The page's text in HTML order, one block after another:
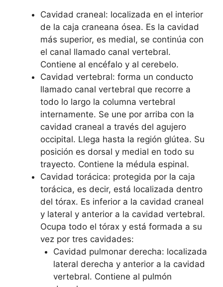
Cavidad craneal: localizada en el interior
de la caja craneana ósea. Es la cavidad
más superior, es medial, se continúa con
el canal llamado canal vertebral.
Contiene al encéfalo y al cerebelo.
Cavidad vertebral: forma un conducto
llamado canal vertebral que recorre a
todo lo largo la columna vertebral
internamente. Se une por arriba con la
cavidad craneal a través del agujero
occipital. Llega hasta la región glútea. Su
posición es dorsal y medial en todo su
trayecto. Contiene la médula espinal.
Cavidad torácica: protegida por la caja
torácica, es decir, está localizada dentro
del tórax. Es inferior a la cavidad craneal
y lateral y anterior a la cavidad vertebral.
Ocupa todo el tórax y está formada a su
vez por tres cavidades:
Cavidad pulmonar derecha: localizada
lateral derecha y anterior a la cavidad
vertebral. Contiene al pulmón